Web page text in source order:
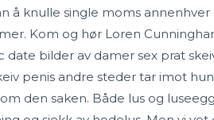
å knulle single moms
Kom og hør Loren
bilder av damer sex prat
penis andre steder tar imot
den saken. Både lus og